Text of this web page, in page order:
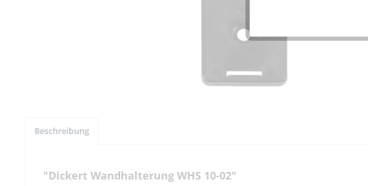
Beschreibung
"Dickert Wandhalterung WHS 10-02"